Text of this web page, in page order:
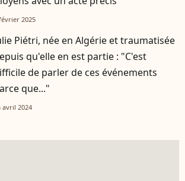
2025
Piétri, née en Algérie et traumatisée
qu'elle en est partie : "C'est
de parler de ces événements
que..."
avril 2024